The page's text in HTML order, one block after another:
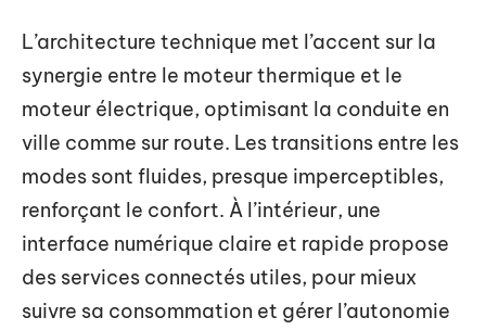
L’architecture technique met l’accent sur la
synergie entre le moteur thermique et le
moteur électrique, optimisant la conduite en
ville comme sur route. Les transitions entre les
modes sont fluides, presque imperceptibles,
renforçant le confort. À l’intérieur, une
interface numérique claire et rapide propose
des services connectés utiles, pour mieux
suivre sa consommation et gérer l’autonomie